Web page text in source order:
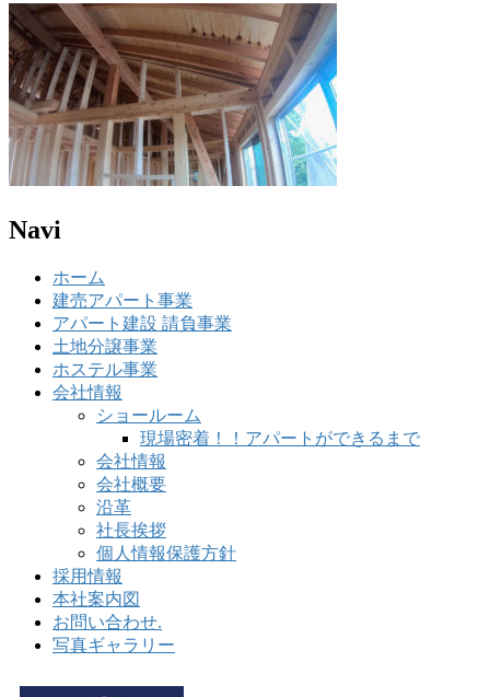
Navi
ホーム
建売アパート事業
アパート建設 請負事業
土地分譲事業
ホステル事業
会社情報
ショールーム
現場密着！！アパートができるまで
会社情報
会社概要
沿革
社長挨拶
個人情報保護方針
採用情報
本社案内図
お問い合わせ.
写真ギャラリー